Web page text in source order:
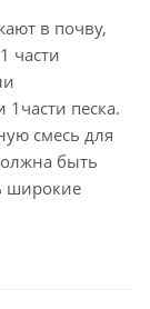
в почву,
части
песка.
смесь для
быть
широкие